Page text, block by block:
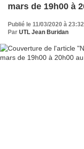
mars de 19h00 à
Publié le 11/03/2020 à 23:32
Par UTL Jean Buridan